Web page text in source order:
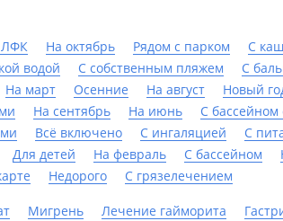
На октябрь Рядом с парком
С
водой С собственным пляжем С
На март Осенние На август Новый
На сентябрь На июнь
С бассейном
Всё включено С ингаляцией
С
Для детей На февраль C бассейном
Недорого С грязелечением
Мигрень Лечение гайморита